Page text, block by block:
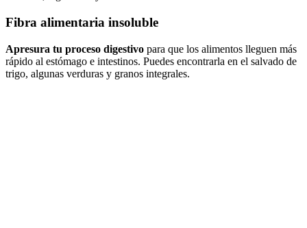
Fibra alimentaria insoluble
Apresura tu proceso digestivo para que los alimentos lleguen más
rápido al estómago e intestinos. Puedes encontrarla en el salvado de
trigo, algunas verduras y granos integrales.